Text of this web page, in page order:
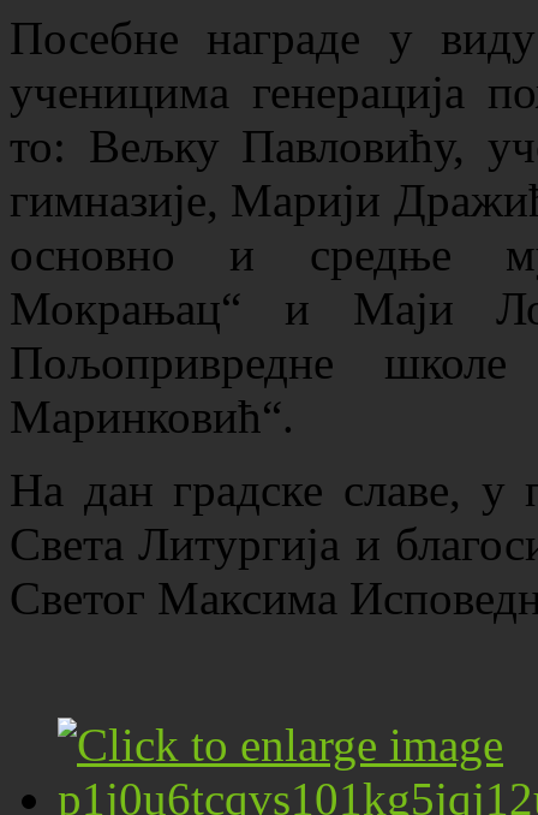
Посебне награде у
ученицима генерација
то: Вељку Павловићу,
гимназије, Марији
основно и средње
Мокрањац“ и Маји
Пољопривредне
Маринковић“.
На дан градске славе, у
Света Литургија и
Светог Максима